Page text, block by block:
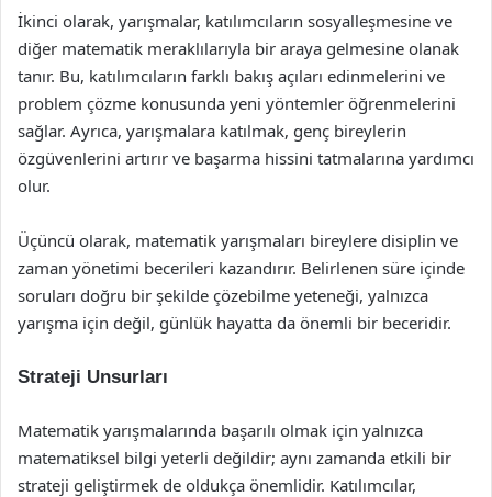
İkinci olarak, yarışmalar, katılımcıların sosyalleşmesine ve
diğer matematik meraklılarıyla bir araya gelmesine olanak
tanır. Bu, katılımcıların farklı bakış açıları edinmelerini ve
problem çözme konusunda yeni yöntemler öğrenmelerini
sağlar. Ayrıca, yarışmalara katılmak, genç bireylerin
özgüvenlerini artırır ve başarma hissini tatmalarına yardımcı
olur.
Üçüncü olarak, matematik yarışmaları bireylere disiplin ve
zaman yönetimi becerileri kazandırır. Belirlenen süre içinde
soruları doğru bir şekilde çözebilme yeteneği, yalnızca
yarışma için değil, günlük hayatta da önemli bir beceridir.
Strateji Unsurları
Matematik yarışmalarında başarılı olmak için yalnızca
matematiksel bilgi yeterli değildir; aynı zamanda etkili bir
strateji geliştirmek de oldukça önemlidir. Katılımcılar,